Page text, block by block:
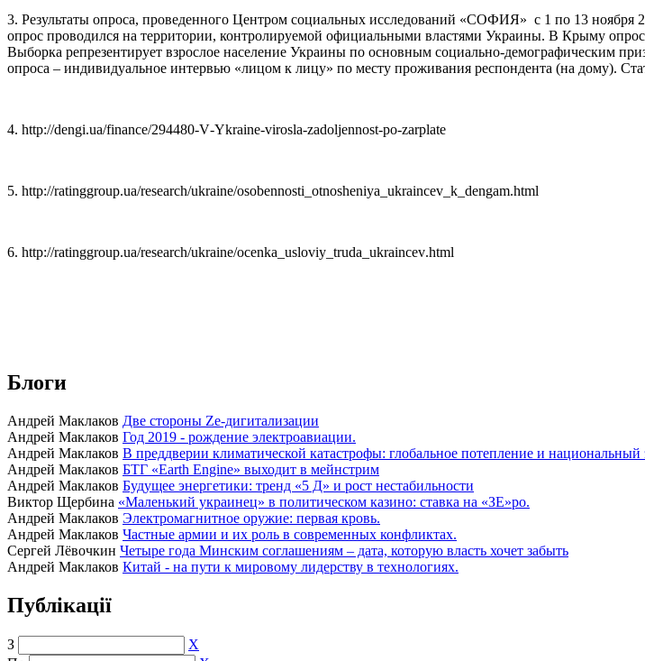
3. Результаты опроса, проведенного Центром социальных исследований «СОФИЯ» с 1 по 13 ноября
опрос проводился на территории, контролируемой официальными властями Украины. В Крыму
Выборка репрезентирует взрослое население Украины по основным социально-демографическим
опроса – индивидуальное интервью «лицом к лицу» по месту проживания респондента (на дому).
4. http://dengi.ua/finance/294480-V-Ykraine-virosla-zadoljennost-po-zarplate
5. http://ratinggroup.ua/research/ukraine/osobennosti otnosheniya ukraincev k dengam.html
6. http://ratinggroup.ua/research/ukraine/ocenka usloviy truda ukraincev.html
Блоги
Андрей Маклаков Две стороны Ze-дигитализации
Андрей Маклаков Год 2019 - рождение электроавиации.
Андрей Маклаков В преддверии климатической катастрофы: глобальное потепление и национальный
Андрей Маклаков БТГ «Earth Engine» выходит в мейнстрим
Андрей Маклаков Будущее энергетики: тренд «5 Д» и рост нестабильности
Виктор Щербина «Маленький украинец» в политическом казино: ставка на «ЗЕ»ро.
Андрей Маклаков Электромагнитное оружие: первая кровь.
Андрей Маклаков Частные армии и их роль в современных конфликтах.
Сергей Лёвочкин Четыре года Минским соглашениям – дата, которую власть хочет забыть
Андрей Маклаков Китай - на пути к мировому лидерству в технологиях.
Публікації
З
X